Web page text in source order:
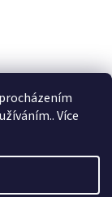
Více